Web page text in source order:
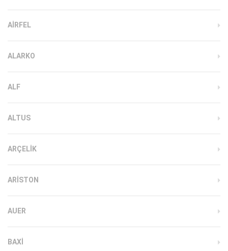
AIRFEL
ALARKO
ALF
ALTUS
ARÇELIK
ARISTON
AUER
BAXI